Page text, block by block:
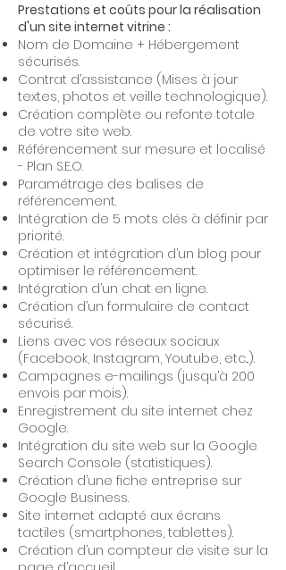
Prestations et coûts pour la réalisation
d'un site internet vitrine :
Nom de Domaine + Hébergement
sécurisés.
Contrat d’assistance (Mises à jour
textes, photos et veille technologique).
Création complète ou refonte totale
de votre site web.
Référencement sur mesure et localisé
- Plan S.E.O.
Paramétrage des balises de
référencement.
Intégration de 5 mots clés à définir par
priorité.
Création et intégration d’un blog pour
optimiser le référencement.
Intégration d’un chat en ligne.
Création d’un formulaire de contact
sécurisé.
Liens avec vos réseaux sociaux
(Facebook, Instagram, Youtube, etc...).
Campagnes e-mailings (jusqu’à 200
envois par mois).
Enregistrement du site internet chez
Google.
Intégration du site web sur la Google
Search Console (statistiques).
Création d’une fiche entreprise sur
Google Business.
Site internet adapté aux écrans
tactiles (smartphones, tablettes).
Création d’un compteur de visite sur la